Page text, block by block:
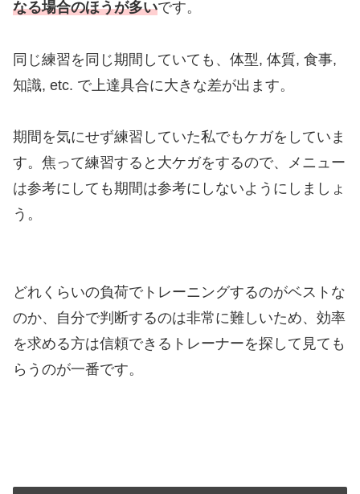
なる場合のほうが多いです。
同じ練習を同じ期間していても、体型, 体質, 食事,
知識, etc. で上達具合に大きな差が出ます。
期間を気にせず練習していた私でもケガをしていま
す。焦って練習すると大ケガをするので、メニュー
は参考にしても期間は参考にしないようにしましょ
う。
どれくらいの負荷でトレーニングするのがベストな
のか、自分で判断するのは非常に難しいため、効率
を求める方は信頼できるトレーナーを探して見ても
らうのが一番です。